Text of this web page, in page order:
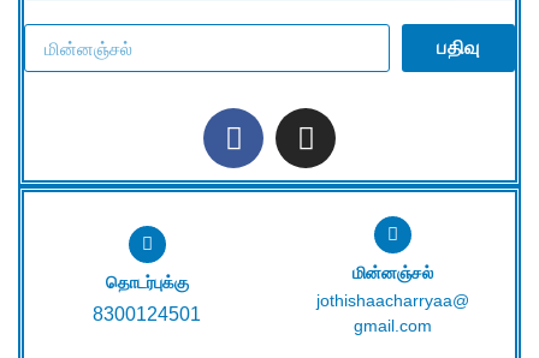
தொடர்புக்கு
8300124501
மின்னஞ்சல்
jothishaacharryaa@
gmail.com
பதிவு